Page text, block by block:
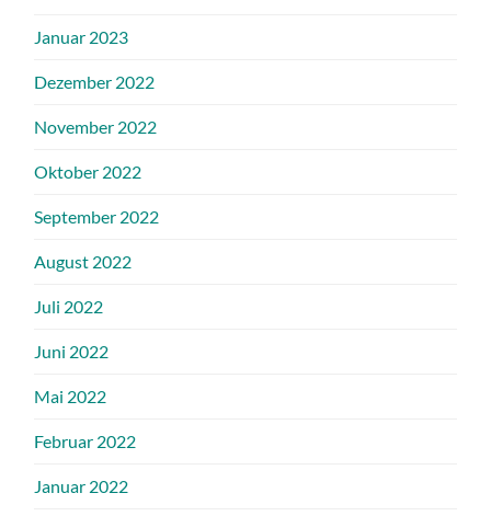
Januar 2023
Dezember 2022
November 2022
Oktober 2022
September 2022
August 2022
Juli 2022
Juni 2022
Mai 2022
Februar 2022
Januar 2022